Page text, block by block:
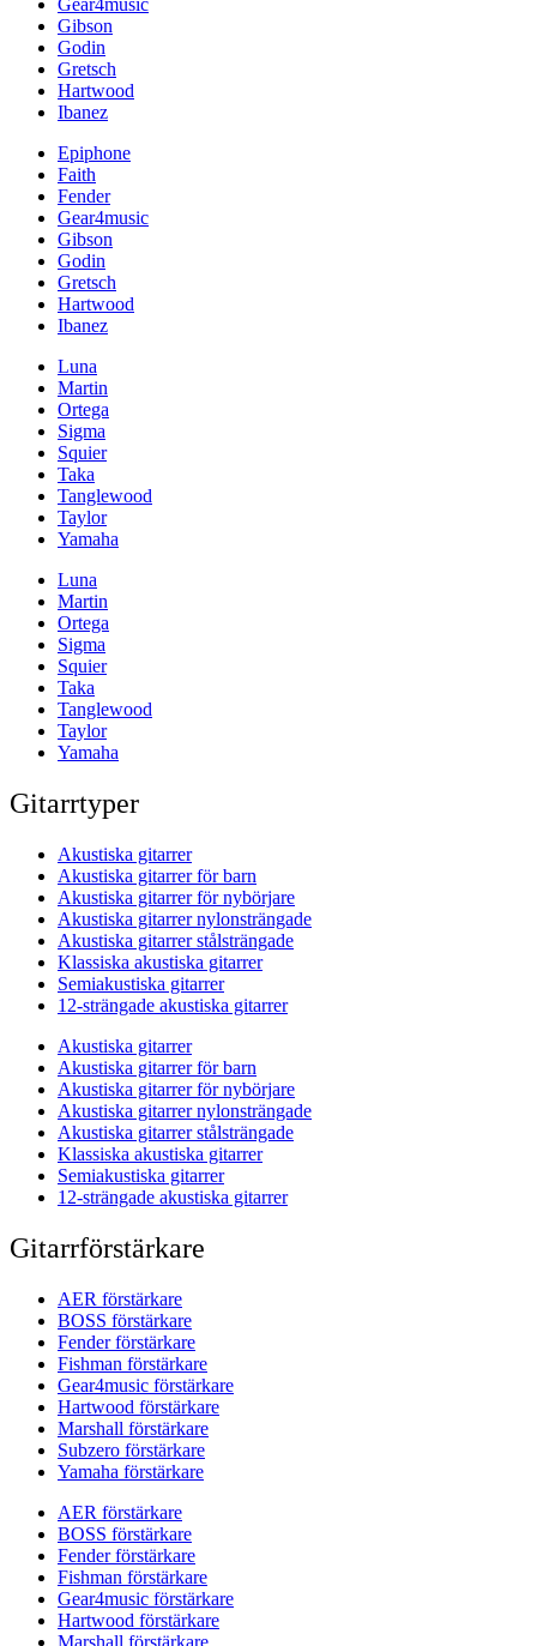
Gear4music
Gibson
Godin
Gretsch
Hartwood
Ibanez
Epiphone
Faith
Fender
Gear4music
Gibson
Godin
Gretsch
Hartwood
Ibanez
Luna
Martin
Ortega
Sigma
Squier
Taka
Tanglewood
Taylor
Yamaha
Luna
Martin
Ortega
Sigma
Squier
Taka
Tanglewood
Taylor
Yamaha
Gitarrtyper
Akustiska gitarrer
Akustiska gitarrer för barn
Akustiska gitarrer för nybörjare
Akustiska gitarrer nylonsträngade
Akustiska gitarrer stålsträngade
Klassiska akustiska gitarrer
Semiakustiska gitarrer
12-strängade akustiska gitarrer
Akustiska gitarrer
Akustiska gitarrer för barn
Akustiska gitarrer för nybörjare
Akustiska gitarrer nylonsträngade
Akustiska gitarrer stålsträngade
Klassiska akustiska gitarrer
Semiakustiska gitarrer
12-strängade akustiska gitarrer
Gitarrförstärkare
AER förstärkare
BOSS förstärkare
Fender förstärkare
Fishman förstärkare
Gear4music förstärkare
Hartwood förstärkare
Marshall förstärkare
Subzero förstärkare
Yamaha förstärkare
AER förstärkare
BOSS förstärkare
Fender förstärkare
Fishman förstärkare
Gear4music förstärkare
Hartwood förstärkare
Marshall förstärkare